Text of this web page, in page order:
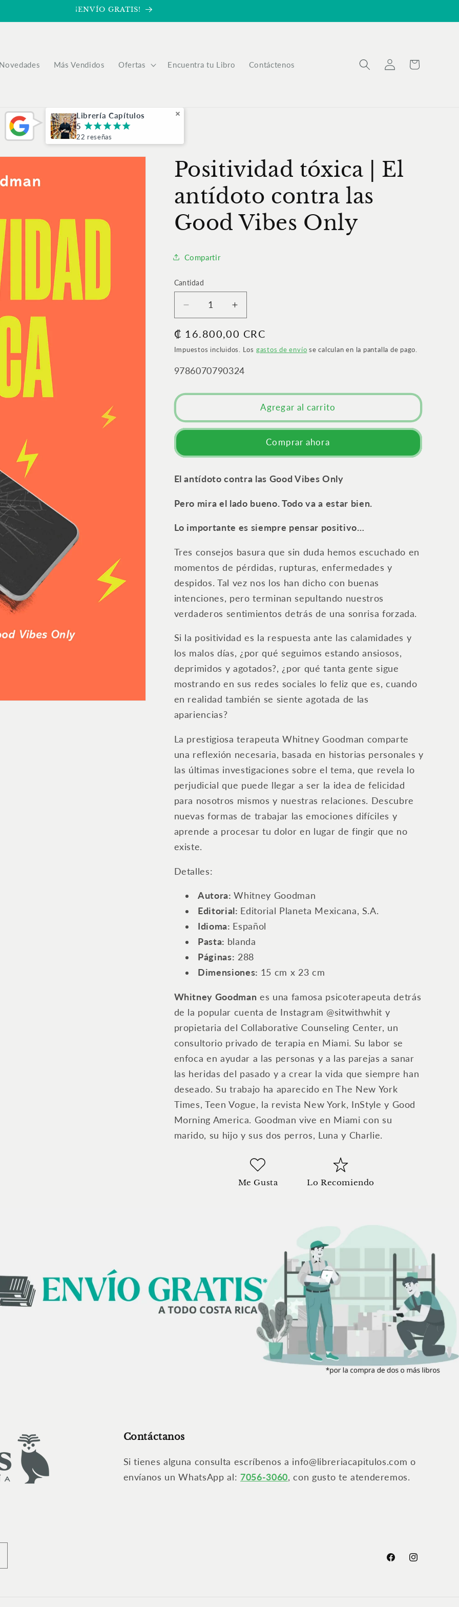
¡ENVÍO GRATIS!
Novedades Más Vendidos Ofertas Encuentra tu Libro Contáctenos
Iniciar
sesión
Carrito
Librería Capítulos
5 ¡¡¡¡¡
22 reseñas
Positividad tóxica | El
antídoto contra las
Good Vibes Only
Compartir
Cantidad
Cantidad
Reducir
cantidad
para
Positividad
|
antídoto
Good
Aumentar
cantidad
para
Positividad
tóxica
|
antídoto
contra
Good
Precio
habitual
₡ 16.800,00 CRC
Impuestos incluidos. Los gastos de envío se calculan en la pantalla de pago.
SKU:
9786070790324
Agregar al carrito
Comprar ahora
El antídoto contra las Good Vibes Only
Pero mira el lado bueno. Todo va a estar bien.
Lo importante es siempre pensar positivo…
Tres consejos basura que sin duda hemos escuchado en
momentos de pérdidas, rupturas, enfermedades y
despidos. Tal vez nos los han dicho con buenas
intenciones, pero terminan sepultando nuestros
verdaderos sentimientos detrás de una sonrisa forzada.
Si la positividad es la respuesta ante las calamidades y
los malos días, ¿por qué seguimos estando ansiosos,
deprimidos y agotados?, ¿por qué tanta gente sigue
mostrando en sus redes sociales lo feliz que es, cuando
en realidad también se siente agotada de las
apariencias?
La prestigiosa terapeuta Whitney Goodman comparte
una reflexión necesaria, basada en historias personales y
las últimas investigaciones sobre el tema, que revela lo
perjudicial que puede llegar a ser la idea de felicidad
para nosotros mismos y nuestras relaciones. Descubre
nuevas formas de trabajar las emociones difíciles y
aprende a procesar tu dolor en lugar de fingir que no
existe.
Detalles:
Autora: Whitney Goodman
Editorial: ‎ Editorial Planeta Mexicana, S.A.
Idioma: ‎ Español
Pasta: blanda ‎
Páginas: 288
Dimensiones: 15 cm x 23 cm
Whitney Goodman es una famosa psicoterapeuta detrás
de la popular cuenta de Instagram @sitwithwhit y
propietaria del Collaborative Counseling Center, un
consultorio privado de terapia en Miami. Su labor se
enfoca en ayudar a las personas y a las parejas a sanar
las heridas del pasado y a crear la vida que siempre han
deseado. Su trabajo ha aparecido en The New York
Times, Teen Vogue, la revista New York, InStyle y Good
Morning America. Goodman vive en Miami con su
marido, su hijo y sus dos perros, Luna y Charlie.
Me Gusta Lo Recomiendo
Contáctanos
Si tienes alguna consulta escríbenos a info@libreriacapitulos.com o
envíanos un WhatsApp al:7056-3060, con gusto te atenderemos.
FacebookInstagram